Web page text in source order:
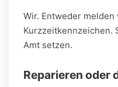
Wir. Entweder
Kurzzeitkennzeichen.
Amt setzen.
Reparieren oder